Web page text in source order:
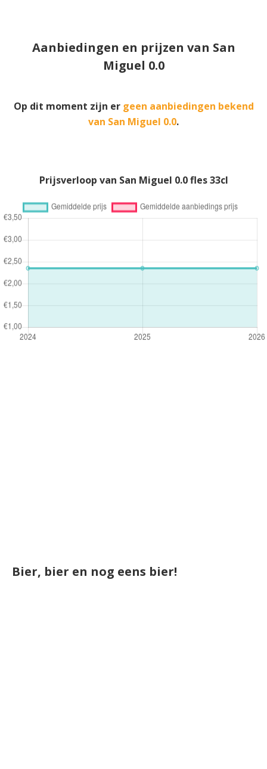
Aanbiedingen en prijzen van San
Miguel 0.0
Op dit moment zijn er geen aanbiedingen bekend
van San Miguel 0.0.
Prijsverloop van San Miguel 0.0 fles 33cl
Bier, bier en nog eens bier!